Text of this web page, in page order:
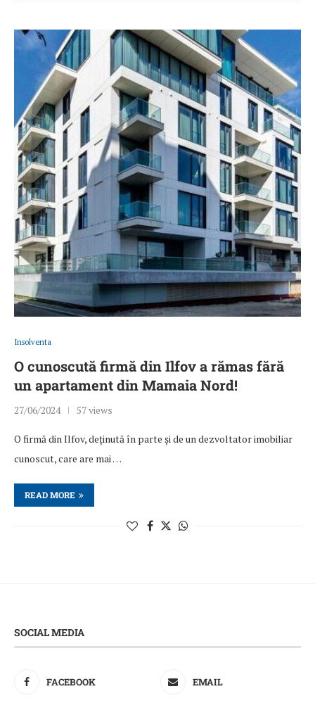
Insolventa
O cunoscută firmă din Ilfov a rămas fără
un apartament din Mamaia Nord!
27/06/2024 57 views
O firmă din Ilfov, deținută în parte și de un dezvoltator imobiliar
cunoscut, care are mai …
READ MORE
SOCIAL MEDIA
FACEBOOK EMAIL